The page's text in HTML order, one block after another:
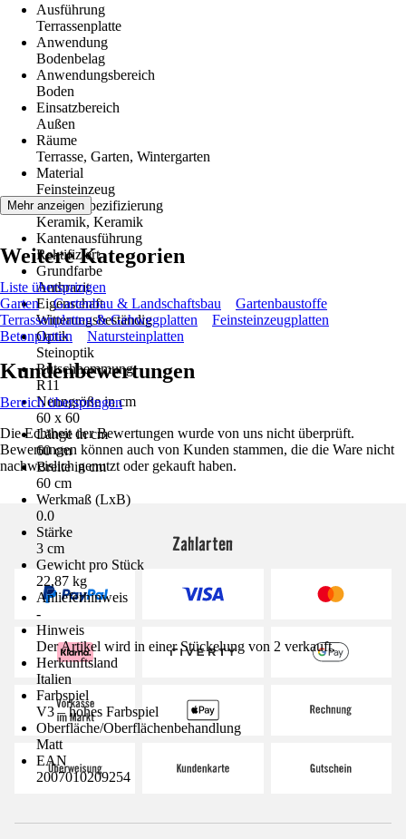
Ausführung
Terrassenplatte
Anwendung
Bodenbelag
Anwendungsbereich
Boden
Einsatzbereich
Außen
Räume
Terrasse, Garten, Wintergarten
Material
Feinsteinzeug
Materialspezifizierung
Keramik, Keramik
Kantenausführung
Rektifiziert
Grundfarbe
Anthrazit
Eigenschaft
Witterungsbeständig
Optik
Steinoptik
Rutschhemmung
R11
Nenngröße in cm
60 x 60
Länge in cm
60 cm
Breite in cm
60 cm
Werkmaß (LxB)
0.0
Stärke
3 cm
Gewicht pro Stück
22,87 kg
Anlieferhinweis
-
Hinweis
Der Artikel wird in einer Stückelung von 2 verkauft.
Herkunftsland
Italien
Farbspiel
V3 – hohes Farbspiel
Oberfläche/Oberflächenbehandlung
Matt
EAN
2007010209254
Mehr anzeigen
Weitere Kategorien
Liste überspringen
Garten
Gartenbau & Landschaftsbau
Gartenbaustoffe
Terrassenplatten & Gehwegplatten
Feinsteinzeugplatten
Betonplatten
Natursteinplatten
Kundenbewertungen
Bereich überspringen
Die Echtheit der Bewertungen wurde von uns nicht überprüft.
Bewertungen können auch von Kunden stammen, die die Ware nicht
nachweislich genutzt oder gekauft haben.
Zahlarten